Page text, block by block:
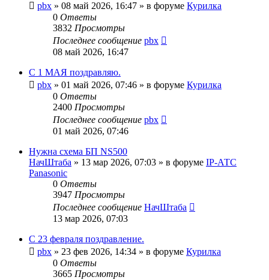
pbx » 08 май 2026, 16:47 » в форуме Курилка
0 Ответы
3832 Просмотры
Последнее сообщение pbx
08 май 2026, 16:47
С 1 МАЯ поздравляю.
pbx » 01 май 2026, 07:46 » в форуме Курилка
0 Ответы
2400 Просмотры
Последнее сообщение pbx
01 май 2026, 07:46
Нужна схема БП NS500
НачШтаба » 13 мар 2026, 07:03 » в форуме IP-АТС
Panasonic
0 Ответы
3947 Просмотры
Последнее сообщение НачШтаба
13 мар 2026, 07:03
С 23 февраля поздравление.
pbx » 23 фев 2026, 14:34 » в форуме Курилка
0 Ответы
3665 Просмотры